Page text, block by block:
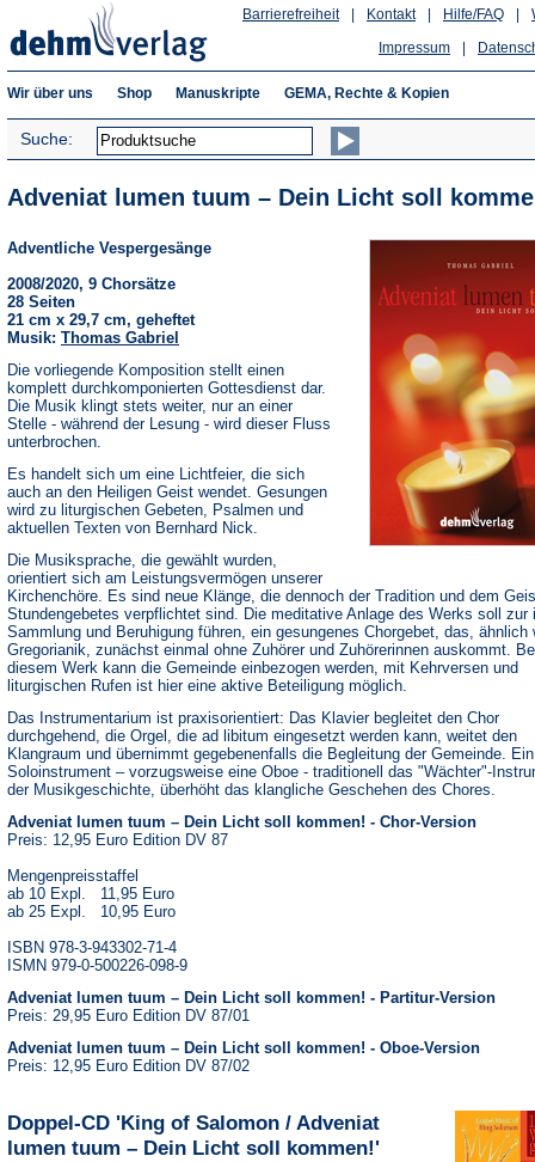
Hilfe/FAQ
Kontakt
Barrierefreiheit
Impressum
Wir über uns Shop Manuskripte GEMA, Rechte & Kopien
Suche:
Adveniat lumen tuum – Dein Licht soll
Adventliche Vespergesänge
2008/2020, 9 Chorsätze
28 Seiten
21 cm x 29,7 cm, geheftet
Musik: Thomas Gabriel
Die vorliegende Komposition stellt einen
komplett durchkomponierten Gottesdienst dar.
Die Musik klingt stets weiter, nur an einer
Stelle - während der Lesung - wird dieser Fluss
unterbrochen.
Es handelt sich um eine Lichtfeier, die sich
auch an den Heiligen Geist wendet. Gesungen
wird zu liturgischen Gebeten, Psalmen und
aktuellen Texten von Bernhard Nick.
Die Musiksprache, die gewählt wurden,
orientiert sich am Leistungsvermögen unserer
Kirchenchöre. Es sind neue Klänge, die dennoch der Tradition und dem
Stundengebetes verpflichtet sind. Die meditative Anlage des Werks soll zur
Sammlung und Beruhigung führen, ein gesungenes Chorgebet, das, ähnlich
Gregorianik, zunächst einmal ohne Zuhörer und Zuhörerinnen auskommt.
diesem Werk kann die Gemeinde einbezogen werden, mit Kehrversen und
liturgischen Rufen ist hier eine aktive Beteiligung möglich.
Das Instrumentarium ist praxisorientiert: Das Klavier begleitet den Chor
durchgehend, die Orgel, die ad libitum eingesetzt werden kann, weitet den
Klangraum und übernimmt gegebenenfalls die Begleitung der Gemeinde. Ein
Soloinstrument – vorzugsweise eine Oboe - traditionell das "Wächter"-
der Musikgeschichte, überhöht das klangliche Geschehen des Chores.
Adveniat lumen tuum – Dein Licht soll kommen! - Chor-Version
Preis: 12,95 Euro Edition DV 87
Mengenpreisstaffel
ab 10 Expl. 11,95 Euro
ab 25 Expl. 10,95 Euro
ISBN 978-3-943302-71-4
ISMN 979-0-500226-098-9
Adveniat lumen tuum – Dein Licht soll kommen! - Partitur-Version
Preis: 29,95 Euro Edition DV 87/01
Adveniat lumen tuum – Dein Licht soll kommen! - Oboe-Version
Preis: 12,95 Euro Edition DV 87/02
Doppel-CD 'King of Salomon / Adveniat
lumen tuum – Dein Licht soll kommen!'